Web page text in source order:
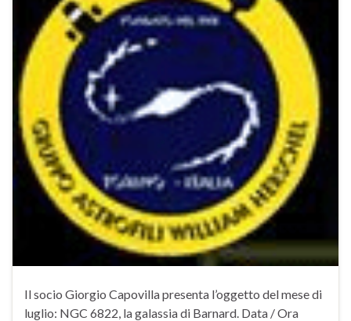
Il socio Giorgio Capovilla presenta l’oggetto del mese di
luglio: NGC 6822, la galassia di Barnard. Data / Ora